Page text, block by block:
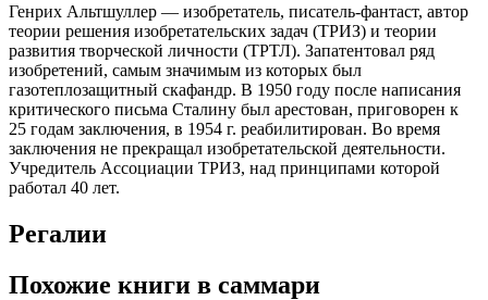
Генрих Альтшуллер — изобретатель, писатель-фантаст, автор
теории решения изобретательских задач (ТРИЗ) и теории
развития творческой личности (ТРТЛ). Запатентовал ряд
изобретений, самым значимым из которых был
газотеплозащитный скафандр. В 1950 году после написания
критического письма Сталину был арестован, приговорен к
25 годам заключения, в 1954 г. реабилитирован. Во время
заключения не прекращал изобретательской деятельности.
Учредитель Ассоциации ТРИЗ, над принципами которой
работал 40 лет.
Регалии
Похожие книги в саммари